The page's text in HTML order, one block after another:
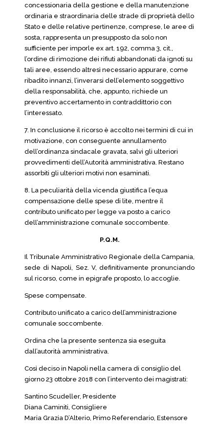
concessionaria della gestione e della manutenzione
ordinaria e straordinaria delle strade di proprietà dello
Stato e delle relative pertinenze, comprese, le aree di
sosta, rappresenta un presupposto da solo non
sufficiente per imporle ex art. 192, comma 3, cit.,
l’ordine di rimozione dei rifiuti abbandonati da ignoti su
tali aree, essendo altresì necessario appurare, come
ribadito innanzi, l’inverarsi dell’elemento soggettivo
della responsabilità, che, appunto, richiede un
preventivo accertamento in contraddittorio con
l’interessato.
7. In conclusione il ricorso è accolto nei termini di cui in
motivazione, con conseguente annullamento
dell’ordinanza sindacale gravata, salvi gli ulteriori
provvedimenti dell’Autorità amministrativa. Restano
assorbiti gli ulteriori motivi non esaminati.
8. La peculiarità della vicenda giustifica l’equa
compensazione delle spese di lite, mentre il
contributo unificato per legge va posto a carico
dell’amministrazione comunale soccombente.
P.Q.M.
Il Tribunale Amministrativo Regionale della Campania,
sede di Napoli, Sez. V, definitivamente pronunciando
sul ricorso, come in epigrafe proposto, lo accoglie.
Spese compensate.
Contributo unificato a carico dell’amministrazione
comunale soccombente.
Ordina che la presente sentenza sia eseguita
dall’autorità amministrativa.
Così deciso in Napoli nella camera di consiglio del
giorno 23 ottobre 2018 con l’intervento dei magistrati:
Santino Scudeller, Presidente
Diana Caminiti, Consigliere
Maria Grazia D’Alterio, Primo Referendario, Estensore